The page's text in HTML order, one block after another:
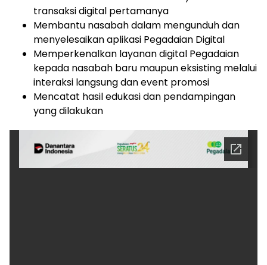
transaksi digital pertamanya
Membantu nasabah dalam mengunduh dan
menyelesaikan aplikasi Pegadaian Digital
Memperkenalkan layanan digital Pegadaian
kepada nasabah baru maupun eksisting melalui
interaksi langsung dan event promosi
Mencatat hasil edukasi dan pendampingan
yang dilakukan